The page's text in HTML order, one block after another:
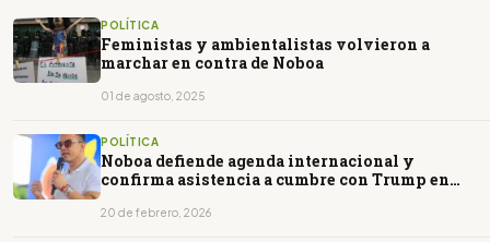
POLÍTICA
Feministas y ambientalistas volvieron a
marchar en contra de Noboa
01 de agosto, 2025
POLÍTICA
Noboa defiende agenda internacional y
confirma asistencia a cumbre con Trump en
20 de febrero, 2026